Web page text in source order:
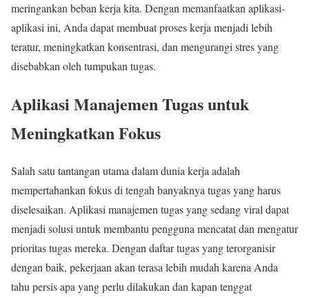
meringankan beban kerja kita. Dengan memanfaatkan aplikasi-
aplikasi ini, Anda dapat membuat proses kerja menjadi lebih
teratur, meningkatkan konsentrasi, dan mengurangi stres yang
disebabkan oleh tumpukan tugas.
Aplikasi Manajemen Tugas untuk
Meningkatkan Fokus
Salah satu tantangan utama dalam dunia kerja adalah
mempertahankan fokus di tengah banyaknya tugas yang harus
diselesaikan. Aplikasi manajemen tugas yang sedang viral dapat
menjadi solusi untuk membantu pengguna mencatat dan mengatur
prioritas tugas mereka. Dengan daftar tugas yang terorganisir
dengan baik, pekerjaan akan terasa lebih mudah karena Anda
tahu persis apa yang perlu dilakukan dan kapan tenggat